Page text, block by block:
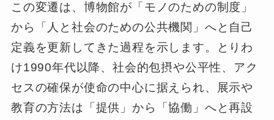
この変遷は、博物館が「モノのための制度」
から「人と社会のための公共機関」へと自己
定義を更新してきた過程を示します。とりわ
け1990年代以降、社会的包摂や公平性、アク
セスの確保が使命の中心に据えられ、展示や
教育の方法は「提供」から「協働」へと再設